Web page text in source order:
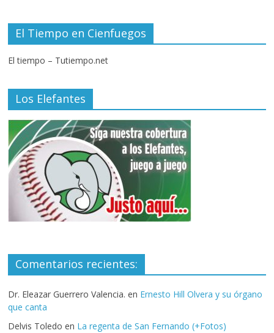
El Tiempo en Cienfuegos
El tiempo – Tutiempo.net
Los Elefantes
Comentarios recientes:
Dr. Eleazar Guerrero Valencia. en Ernesto Hill Olvera y su órgano
que canta
Delvis Toledo en La regenta de San Fernando (+Fotos)